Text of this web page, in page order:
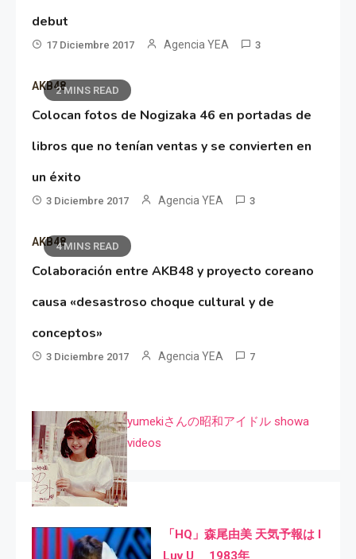
debut
17 Diciembre 2017 Agencia YEA 3
2 MINS READ
AKB48
Colocan fotos de Nogizaka 46 en portadas de
libros que no tenían ventas y se convierten en
un éxito
3 Diciembre 2017 Agencia YEA 3
4 MINS READ
AKB48
Colaboración entre AKB48 y proyecto coreano
causa «desastroso choque cultural y de
conceptos»
3 Diciembre 2017 Agencia YEA 7
yumekiさんの昭和アイドル showa
videos
「HQ」森尾由美 天気予報は I
Luv U 1983年